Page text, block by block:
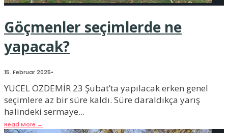
Göçmenler seçimlerde ne
yapacak?
15. Februar 2025•
YÜCEL ÖZDEMİR 23 Şubat’ta yapılacak erken genel
seçimlere az bir süre kaldı. Süre daraldıkça yarış
halindeki sermaye...
Read More →